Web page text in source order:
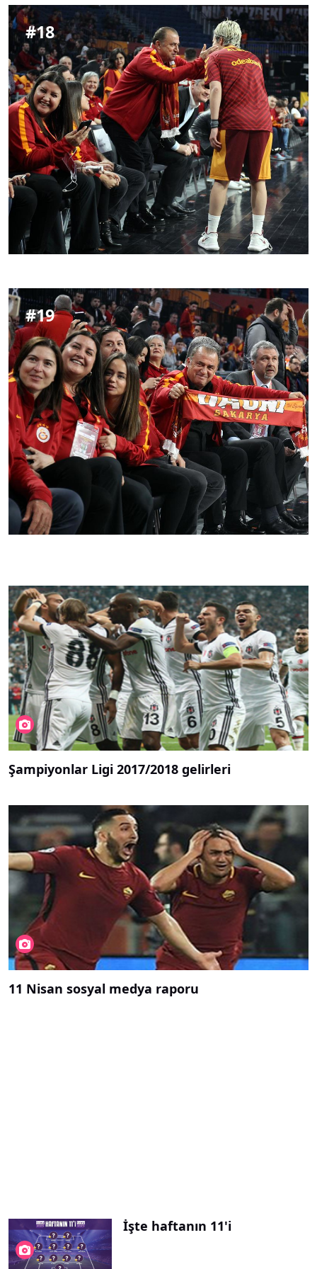
#18
#19
Şampiyonlar Ligi 2017/2018 gelirleri
11 Nisan sosyal medya raporu
İşte haftanın 11'i